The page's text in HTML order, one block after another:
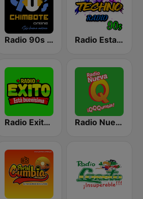
Radio 90s Chimbote Radio Estacion Techno
Radio Exito FM Radio Nueva Q